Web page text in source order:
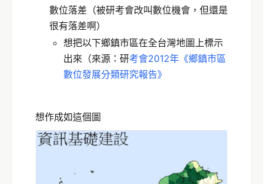
數位落差（被研考會改叫數位機會，但還是
很有落差啊）
想把以下鄉鎮市區在全台灣地圖上標示
出來（來源：研考會2012年《鄉鎮市區
數位發展分類研究報告》
想作成如這個圖